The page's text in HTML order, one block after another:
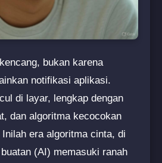
bukan karena
notifikasi aplikasi.
di layar, lengkap dengan
dan algoritma kecocokan
era algoritma cinta, di
(AI) memasuki ranah